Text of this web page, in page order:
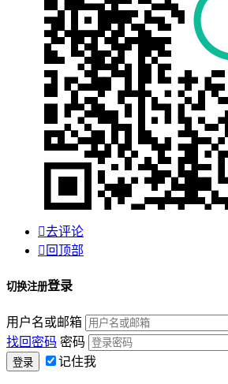
去评论
 回顶部
切换注册登录
用户名或邮箱
找回密码 密码
记住我